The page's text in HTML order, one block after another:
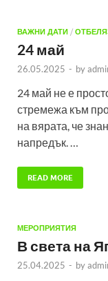
ВАЖНИ ДАТИ /
24 май
26.05.2025 - by
24 май не е
стремежа към
на вярата, че
напредък. …
READ MORE
МЕРОПРИЯТИЯ
В света на
25.04.2025 - by